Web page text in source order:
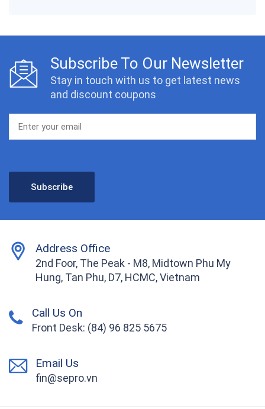
Subscribe To Our Newsletter
Stay in touch with us to get latest news
and discount coupons
Address Office
2nd Foor, The Peak - M8, Midtown Phu My
Hung, Tan Phu, D7, HCMC, Vietnam
Call Us On
Front Desk: (84) 96 825 5675
Email Us
fin@sepro.vn